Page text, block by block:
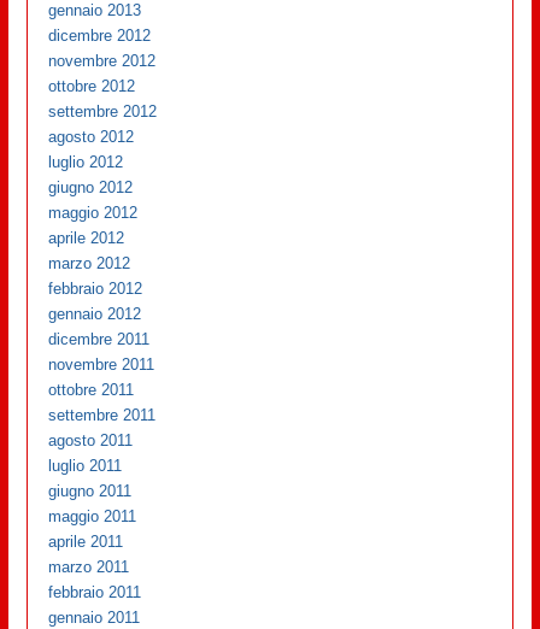
gennaio 2013
dicembre 2012
novembre 2012
ottobre 2012
settembre 2012
agosto 2012
luglio 2012
giugno 2012
maggio 2012
aprile 2012
marzo 2012
febbraio 2012
gennaio 2012
dicembre 2011
novembre 2011
ottobre 2011
settembre 2011
agosto 2011
luglio 2011
giugno 2011
maggio 2011
aprile 2011
marzo 2011
febbraio 2011
gennaio 2011